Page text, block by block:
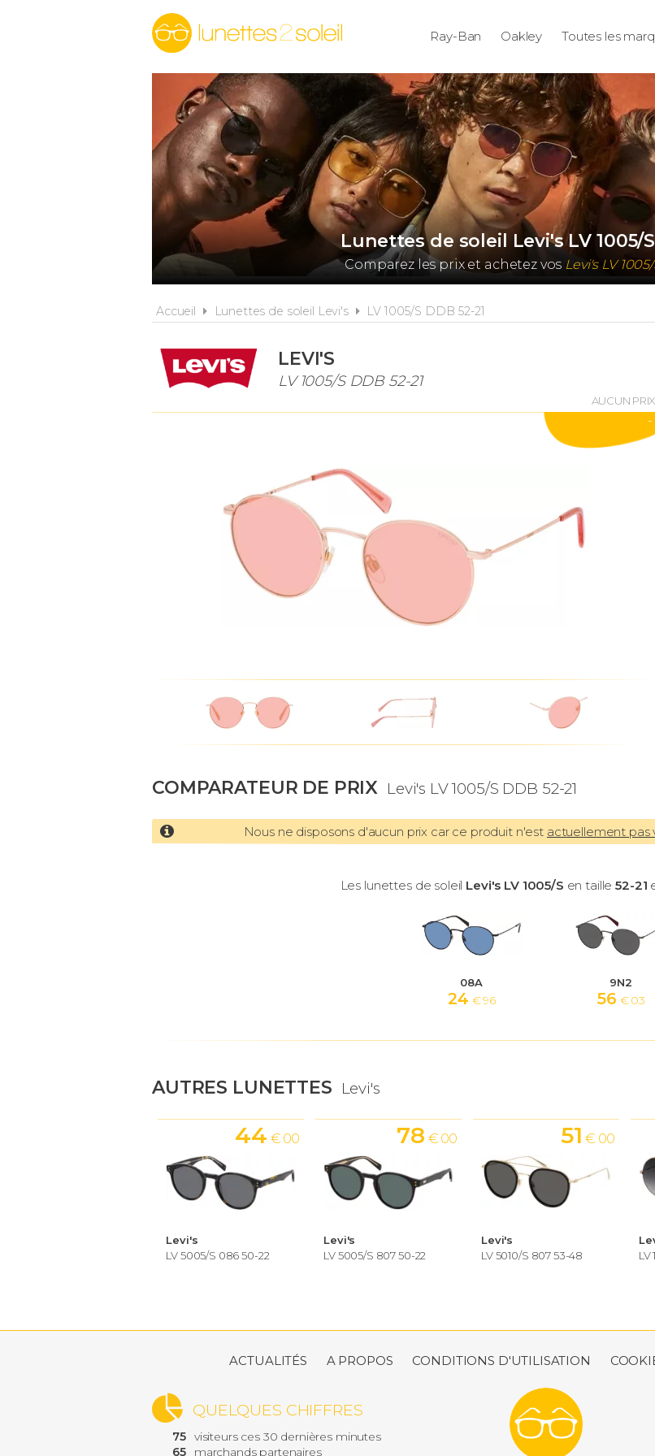
Ray-Ban Oakley Toutes les
Lunettes de soleil Levi's LV 1005/S
Comparez les prix et achetez vos Levi's LV
Accueil Lunettes de soleil Levi's LV 1005/S DDB 52-21
LEVI'S
LV 1005/S DDB 52-21
AUCUN PRIX
-
COMPARATEUR DE PRIX Levi's LV 1005/S DDB 52-21
Nous ne disposons d'aucun prix car ce produit n'est actuellement pas
Les lunettes de soleil Levi's LV 1005/S en taille52-21
08A
24 € 96
9N2
56 € 03
AUTRES LUNETTES Levi's
Levi's
LV 5005/S 086 50-22
44 € 00
Levi's
LV 5005/S 807 50-22
78 € 00
Levi's
LV 5010/S 807 53-48
51 € 00
LV
ACTUALITÉS A PROPOS CONDITIONS D'UTILISATION
QUELQUES CHIFFRES
75 visiteurs ces 30 dernières minutes
65
marchands partenaires